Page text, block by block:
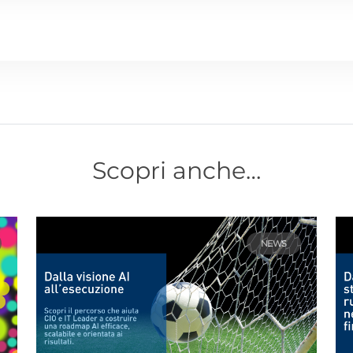
Scopri anche…
NEWS